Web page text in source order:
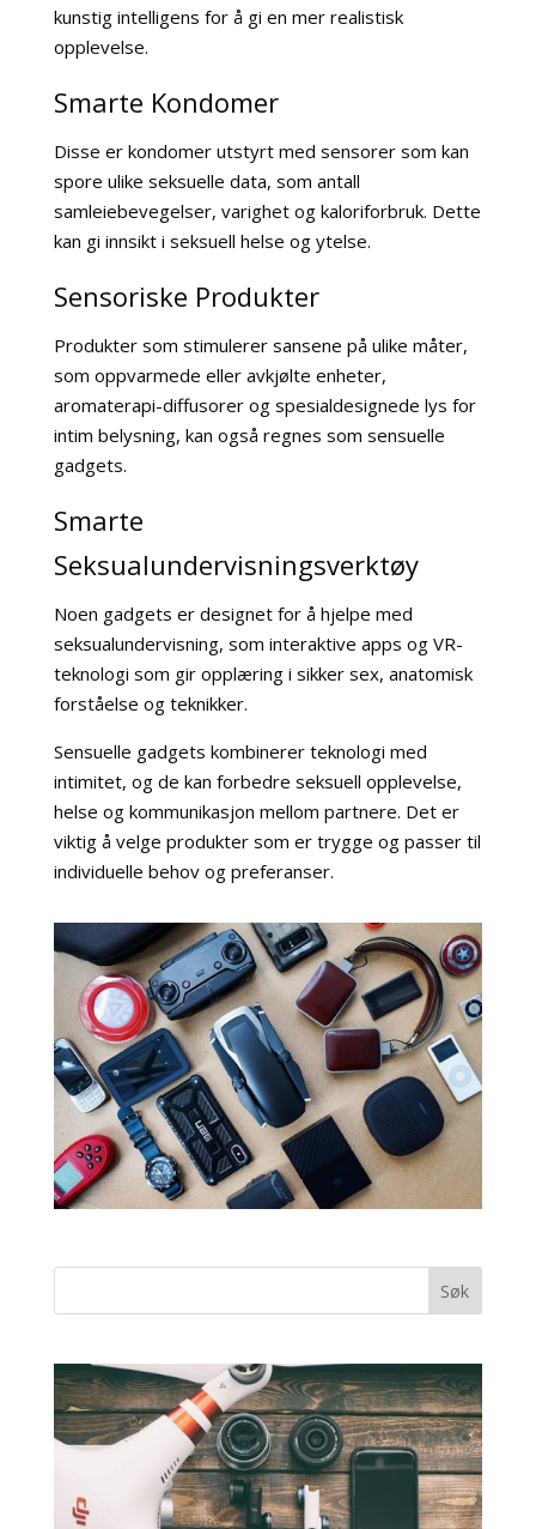
kunstig intelligens for å gi en mer realistisk
opplevelse.
Smarte Kondomer
Disse er kondomer utstyrt med sensorer som kan
spore ulike seksuelle data, som antall
samleiebevegelser, varighet og kaloriforbruk. Dette
kan gi innsikt i seksuell helse og ytelse.
Sensoriske Produkter
Produkter som stimulerer sansene på ulike måter,
som oppvarmede eller avkjølte enheter,
aromaterapi-diffusorer og spesialdesignede lys for
intim belysning, kan også regnes som sensuelle
gadgets.
Smarte
Seksualundervisningsverktøy
Noen gadgets er designet for å hjelpe med
seksualundervisning, som interaktive apps og VR-
teknologi som gir opplæring i sikker sex, anatomisk
forståelse og teknikker.
Sensuelle gadgets kombinerer teknologi med
intimitet, og de kan forbedre seksuell opplevelse,
helse og kommunikasjon mellom partnere. Det er
viktig å velge produkter som er trygge og passer til
individuelle behov og preferanser.